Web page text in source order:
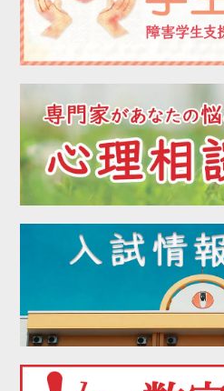
2022年10月
2022年09月
2022年08月
2022年06月
2022年05月
2022年04月
2022年03月
2022年02月
2022年01月
2021年11月
2021年10月
2021年09月